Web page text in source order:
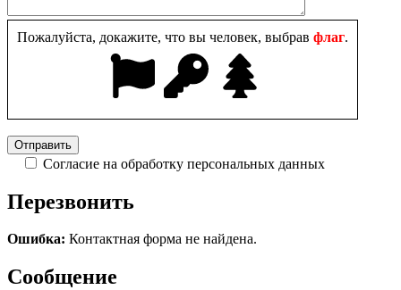
Пожалуйста, докажите, что вы человек, выбрав флаг.
Согласие на обработку персональных данных
Перезвонить
Ошибка: Контактная форма не найдена.
Сообщение